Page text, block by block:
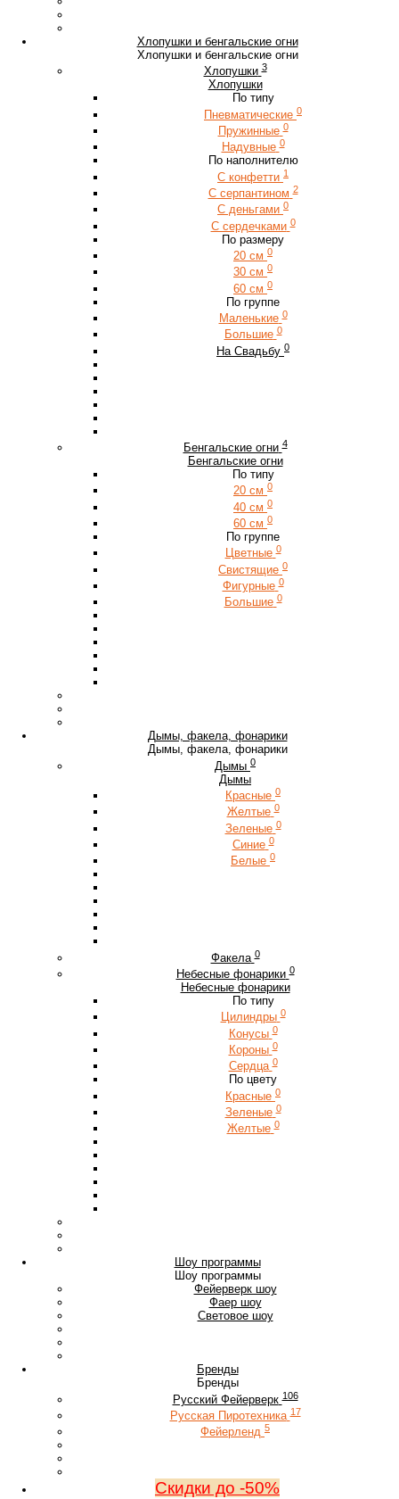
Хлопушки и бенгальские огни
Хлопушки и бенгальские огни
Хлопушки 3
Хлопушки
По типу
Пневматические 0
Пружинные 0
Надувные 0
По наполнителю
С конфетти 1
С серпантином 2
С деньгами 0
С сердечками 0
По размеру
20 см 0
30 см 0
60 см 0
По группе
Маленькие 0
Большие 0
На Свадьбу 0
Бенгальские огни 4
Бенгальские огни
По типу
20 см 0
40 см 0
60 см 0
По группе
Цветные 0
Свистящие 0
Фигурные 0
Большие 0
Дымы, факела, фонарики
Дымы, факела, фонарики
Дымы 0
Дымы
Красные 0
Желтые 0
Зеленые 0
Синие 0
Белые 0
Факела 0
Небесные фонарики 0
Небесные фонарики
По типу
Цилиндры 0
Конусы 0
Короны 0
Сердца 0
По цвету
Красные 0
Зеленые 0
Желтые 0
Шоу программы
Шоу программы
Фейерверк шоу
Фаер шоу
Световое шоу
Бренды
Бренды
Русский Фейерверк 106
Русская Пиротехника 17
Фейерленд 5
Скидки до -50%